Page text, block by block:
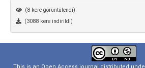
(8 kere görüntülendi)
(3088 kere indirildi)